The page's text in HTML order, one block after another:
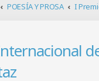
POESÍA Y PROSA